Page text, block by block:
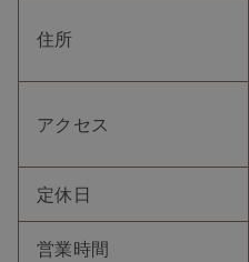
住所
アクセス
定休日
営業時間